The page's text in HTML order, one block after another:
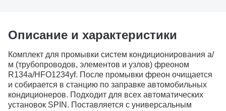
Описание и характеристики
Комплект для промывки систем кондиционирования а/
м (трубопроводов, элементов и узлов) фреоном
R134a/HFO1234yf. После промывки фреон очищается
и собирается в станцию по заправке автомобильных
кондиционеров. Подходит для всех автоматических
установок SPIN. Поставляется с универсальным